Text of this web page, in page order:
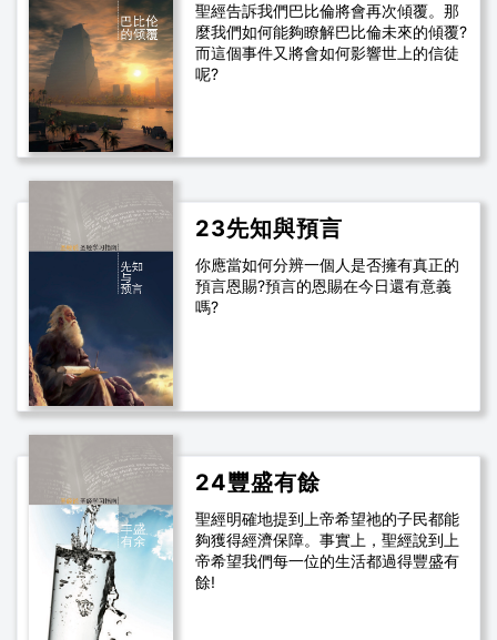
聖經告訴我們巴比倫將會再次傾覆。那
麼我們如何能夠瞭解巴比倫未來的傾覆?
而這個事件又將會如何影響世上的信徒
呢?
23先知與預言
你應當如何分辨一個人是否擁有真正的
預言恩賜?預言的恩賜在今日還有意義
嗎?
24豐盛有餘
聖經明確地提到上帝希望祂的子民都能
夠獲得經濟保障。事實上，聖經說到上
帝希望我們每一位的生活都過得豐盛有
餘!